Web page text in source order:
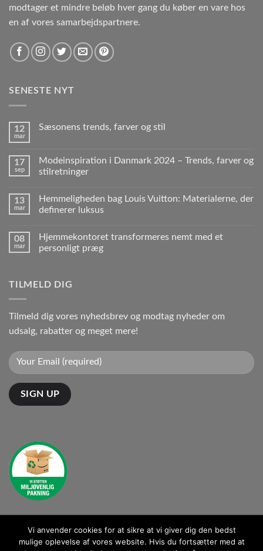
modtager et mindre beløb hver gang du køber en vare hos
en af vores samarbejdspartnere.
SENESTE NYT
12
mar
Sæsonens trends, farver og stil
17
sep
Modeinspiration i Danmark 2024 – Trends, farver og
stilretninger
13
mar
Hemmeligheden bag Louis Vuitton: Materialerne, der
definerer luksus
08
mar
Hjemmekontoret transformeres nemt med et
personligt præg
TILMELD DIG
Tilmeld dig vores nyhedsbrev og modtag nyheder om
udsalg, rabatter og meget mere!
Kontakt: kontakt@ganto.dk
Vi anvender cookies for at sikre at vi giver dig den bedst
mulige oplevelse af vores website. Hvis du fortsætter med at